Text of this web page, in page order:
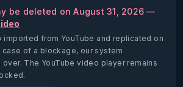
be deleted on August 31, 2026 —
imported from YouTube and replicated on
case of a blockage, our system
The YouTube video player remains